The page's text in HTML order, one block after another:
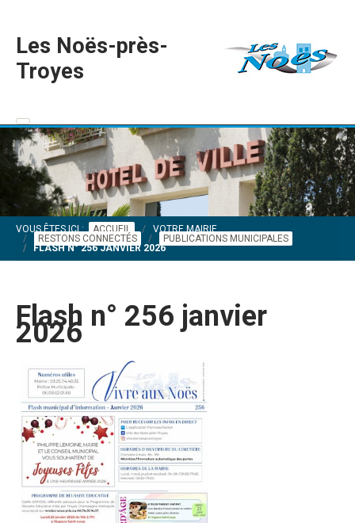
Les Noës-près-
Troyes
VOUS ÊTES ICI : ACCUEIL
VOTRE MAIRIE
RESTONS CONNECTÉS
PUBLICATIONS MUNICIPALES
FLASH N° 256 JANVIER 2026
Flash n° 256 janvier
2026